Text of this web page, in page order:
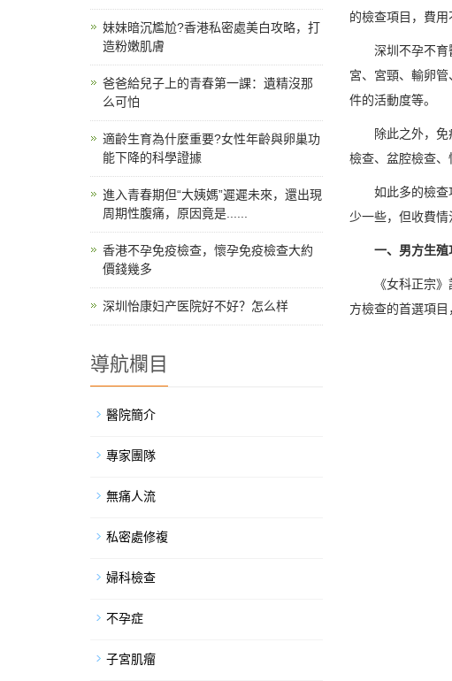
的檢查項目，費用
深圳不孕不育醫
宮、宮頸、輸卵
件的活動度等。
除此之外，免疫
檢查、盆腔檢查、
如此多的檢查項
少一些，但收費情
一、男方生殖
《女科正宗》記
方檢查的首選項目
妹妹暗沉尷尬?香港私密處美白攻略，打
造粉嫩肌膚
爸爸給兒子上的青春第一課：遺精沒那
么可怕
適齡生育為什麼重要?女性年齡與卵巢功
能下降的科學證據
進入青春期但“大姨媽”遲遲未來，還出現
周期性腹痛，原因竟是......
香港不孕免疫檢查，懷孕免疫檢查大約
價錢幾多
深圳怡康妇产医院好不好？怎么样
導航欄目
醫院簡介
專家團隊
無痛人流
私密處修複
婦科檢查
不孕症
子宮肌瘤